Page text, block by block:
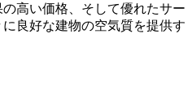
高い価格、そして優れたサー
良好な建物の空気質を提供す